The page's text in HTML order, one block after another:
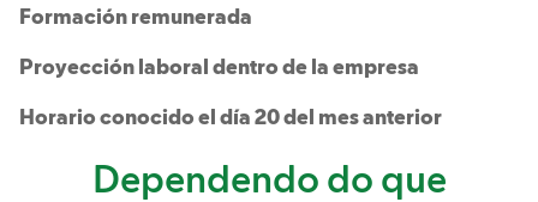
Formación remunerada​
Proyección laboral dentro de la empresa​
Horario conocido el día 20 del mes anterior​
Dependendo do que